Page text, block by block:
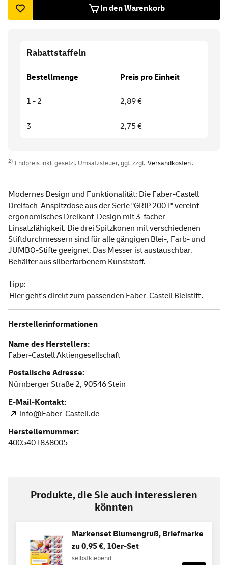
In den Warenkorb
Rabattstaffeln
Bestellmenge Preis pro Einheit
1 - 2 2,89 €
3 2,75 €
2) Endpreis inkl. gesetzl. Umsatzsteuer, ggf. zzgl. Versandkosten.
Modernes Design und Funktionalität: Die Faber-Castell
Dreifach-Anspitzdose aus der Serie "GRIP 2001" vereint
ergonomisches Dreikant-Design mit 3-facher
Einsatzfähigkeit. Die drei Spitzkonen mit verschiedenen
Stiftdurchmessern sind für alle gängigen Blei-, Farb- und
JUMBO-Stifte geeignet. Das Messer ist austauschbar.
Behälter aus silberfarbenem Kunststoff.
Tipp:
Hier geht's direkt zum passenden Faber-Castell Bleistift.
Herstellerinformationen
Name des Herstellers:
Faber-Castell Aktiengesellschaft
Postalische Adresse:
Nürnberger Straße 2, 90546Stein
E-Mail-Kontakt:
info@Faber-Castell.de
Herstellernummer:
4005401838005
Produkte, die Sie auch interessieren
könnten
Markenset Blumengruß, Briefmarke
zu 0,95 €, 10er-Set
selbstklebend